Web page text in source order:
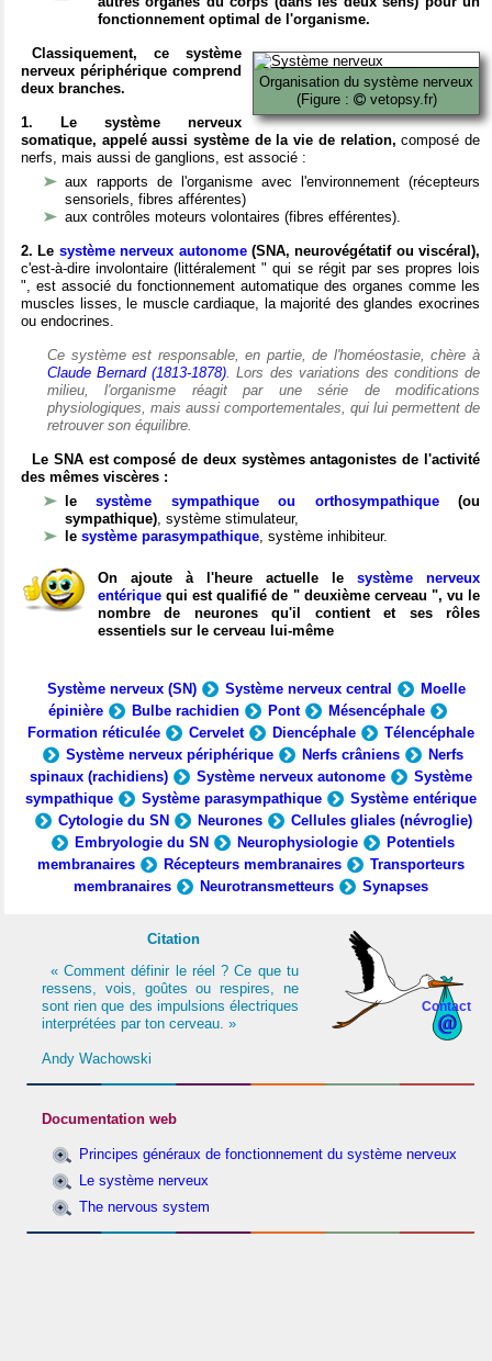
fonctionnement optimal de l'organisme.
Organisation du système nerveux
(Figure :
vetopsy.fr)
Classiquement, ce système
nerveux périphérique comprend
deux branches.
1. Le système nerveux
somatique, appelé aussi système de la vie de relation, composé de
nerfs, mais aussi de ganglions, est associé :
aux rapports de l'organisme avec l'environnement (récepteurs
sensoriels, fibres afférentes)
aux contrôles moteurs volontaires (fibres efférentes).
2. Le système nerveux autonome(SNA, neurovégétatif ou viscéral),
c'est-à-dire involontaire (littéralement " qui se régit par ses propres lois
", est associé du fonctionnement automatique des organes comme les
muscles lisses, le muscle cardiaque, la majorité des glandes exocrines
ou endocrines.
Ce système est responsable, en partie, de l'homéostasie, chère à
Claude Bernard (1813-1878). Lors des variations des conditions de
milieu, l'organisme réagit par une série de modifications
physiologiques, mais aussi comportementales, qui lui permettent de
retrouver son équilibre.
Le SNA est composé de deux systèmes antagonistes de l'activité
des mêmes viscères :
lesystème sympathique ou orthosympathique(ou
sympathique), système stimulateur,
le système parasympathique, système inhibiteur.
On ajoute à l'heure actuelle le système nerveux
entérique qui est qualifié de " deuxième cerveau ", vu le
nombre de neurones qu'il contient et ses rôles
essentiels sur le cerveau lui-même
Système nerveux (SN) Système nerveux central
Moelle
épinière
Bulbe rachidien Pont
Mésencéphale
Formation réticulée
Cervelet Diencéphale
Télencéphale
Système nerveux périphérique
Nerfs crâniens
Nerfs
spinaux (rachidiens)
Système nerveux autonome
Système
sympathique
Système parasympathique
Système entérique
Cytologie du SN
Neurones
Cellules gliales (névroglie)
Embryologie du SN
Neurophysiologie
Potentiels
membranaires
Récepteurs membranaires
Transporteurs
membranaires
Neurotransmetteurs Synapses
Contact
Citation
« Comment définir le réel ? Ce que tu
ressens, vois, goûtes ou respires, ne
sont rien que des impulsions électriques
interprétées par ton cerveau. »
Andy Wachowski
Documentation web
Principes généraux de fonctionnement du système nerveux
Le système nerveux
The nervous system